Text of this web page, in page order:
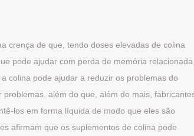
crença de que, tendo doses elevadas de colina
pode ajudar com perda de memória relacionada
colina pode ajudar a reduzir os problemas do
além do que, além do mais,
los em forma líquida de modo que eles são
afirmam que os suplementos de colina pode